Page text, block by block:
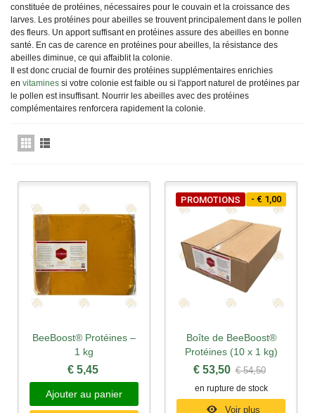
constituée de protéines, nécessaires pour le couvain et la croissance des
larves. Les protéines pour abeilles se trouvent principalement dans le pollen
des fleurs. Un apport suffisant en protéines assure des abeilles en bonne
santé. En cas de carence en protéines pour abeilles, la résistance des
abeilles diminue, ce qui affaiblit la colonie.
Il est donc crucial de fournir des protéines supplémentaires enrichies
en vitamines si votre colonie est faible ou si l'apport naturel de protéines par
le pollen est insuffisant. Nourrir les abeilles avec des protéines
complémentaires renforcera rapidement la colonie.
BeeBoost® Protéines –
1 kg
€ 5,45
Ajouter au panier
PROMOTIONS - € 1,00
Boîte de BeeBoost®
Protéines (10 x 1 kg)
€ 53,50 € 54,50
en rupture de stock
Voir plus